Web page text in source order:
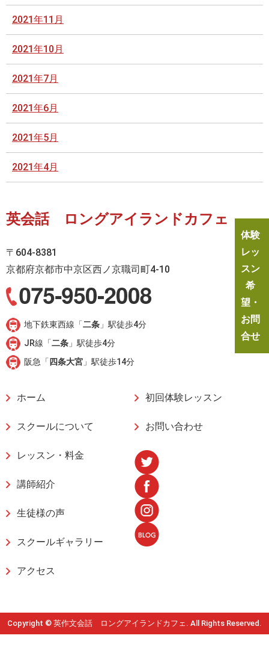
2021年11月
2021年10月
2021年7月
2021年6月
2021年5月
2021年4月
英会話 ロングアイランドカフェ
〒604-8381
京都府京都市中京区西ノ京職司町4-10
地下鉄東西線「二条 」駅徒歩4分
JR線「二条 」駅徒歩4分
阪急「 四条大宮 」駅徒歩14分
ホーム
スクールについて
レッスン・料金
講師紹介
生徒様の声
スクールギャラリー
アクセス
初回体験レッスン
お問い合わせ
体験
レッ
スン
希
望・
お問
合せ
Copyright © 英作文会話 ロングアイランドカフェ. All Rights Reserved.